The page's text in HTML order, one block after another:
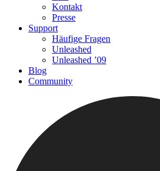
Kontakt
Presse
Support
Häufige Fragen
Unleashed
Unleashed ’09
Blog
Community